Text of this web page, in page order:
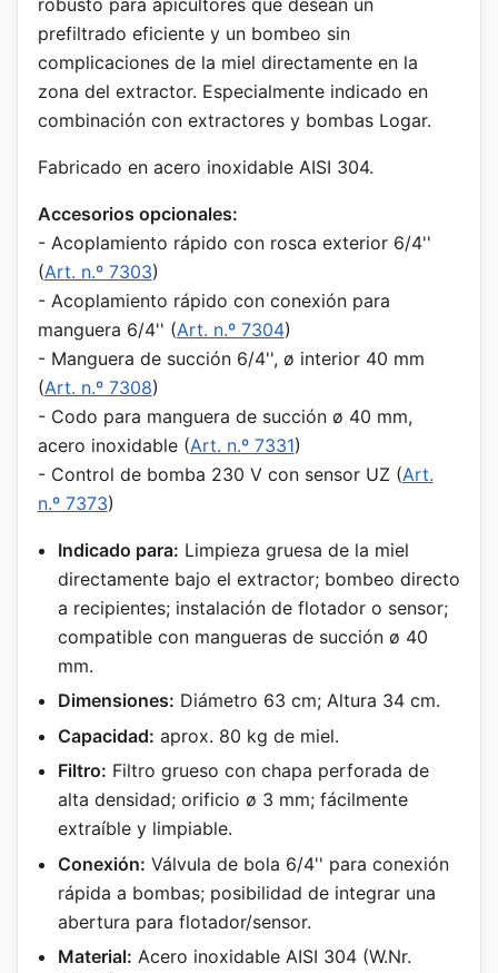
prefiltrado eficiente y un bombeo sin
complicaciones de la miel directamente en la
zona del extractor. Especialmente indicado en
combinación con extractores y bombas Logar.
Fabricado en acero inoxidable AISI 304.
Accesorios opcionales:
- Acoplamiento rápido con rosca exterior 6/4''
(Art. n.º 7303)
- Acoplamiento rápido con conexión para
manguera 6/4'' (Art. n.º 7304)
- Manguera de succión 6/4'', ø interior 40 mm
(Art. n.º 7308)
- Codo para manguera de succión ø 40 mm,
acero inoxidable (Art. n.º 7331)
- Control de bomba 230 V con sensor UZ (Art.
n.º 7373)
Indicado para: Limpieza gruesa de la miel
directamente bajo el extractor; bombeo directo
a recipientes; instalación de flotador o sensor;
compatible con mangueras de succión ø 40
mm.
Dimensiones: Diámetro 63 cm; Altura 34 cm.
Capacidad: aprox. 80 kg de miel.
Filtro: Filtro grueso con chapa perforada de
alta densidad; orificio ø 3 mm; fácilmente
extraíble y limpiable.
Conexión: Válvula de bola 6/4'' para conexión
rápida a bombas; posibilidad de integrar una
abertura para flotador/sensor.
Material: Acero inoxidable AISI 304 (W.Nr.